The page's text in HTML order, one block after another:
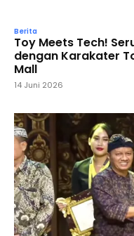
Berita
Toy Meets Tech!
dengan Karakater
Mall
14 Juni 2026